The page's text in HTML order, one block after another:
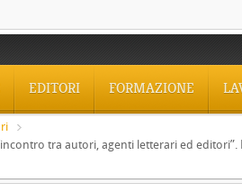
EDITORI FORMAZIONE
tra autori, agenti letterari ed